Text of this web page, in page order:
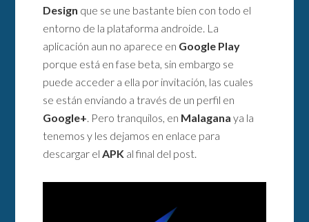
Design que se une bastante bien con todo el
entorno de la plataforma androide. La
aplicación aun no aparece en Google Play
porque está en fase beta, sin embargo se
puede acceder a ella por invitación, las cuales
se están enviando a través de un perfil en
Google+. Pero tranquilos, en Malagana ya la
tenemos y les dejamos en enlace para
descargar elAPK al final del post.